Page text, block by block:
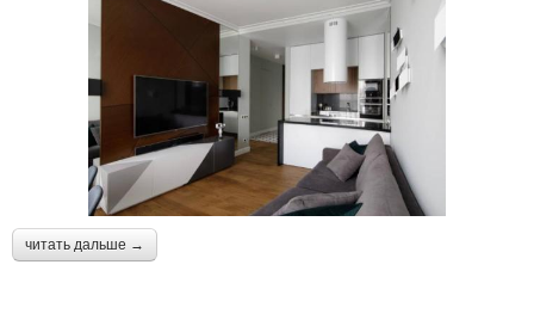
читать дальше →